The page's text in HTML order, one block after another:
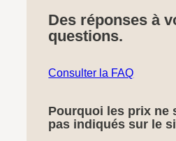
Des réponses à
questions.
Consulter la FAQ
Pourquoi les prix ne
pas indiqués sur le